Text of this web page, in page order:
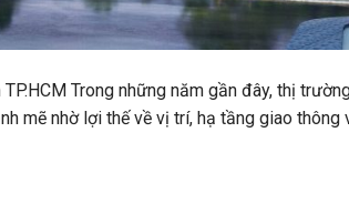
Trong những năm gần đây, thị
mẽ nhờ lợi thế về vị trí, hạ tầng giao thông